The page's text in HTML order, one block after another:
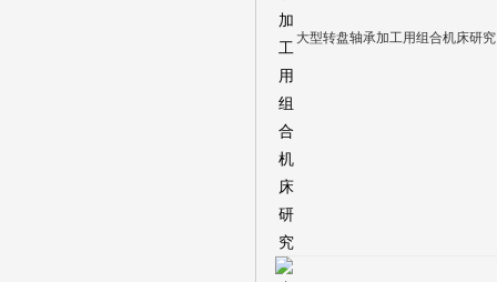
大型转盘轴承加工用组合机床研究